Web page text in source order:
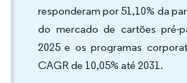
responderam por 51,10% da
do mercado de cartões pré-
2025 e os programas
CAGR de 10,05% até 2031.